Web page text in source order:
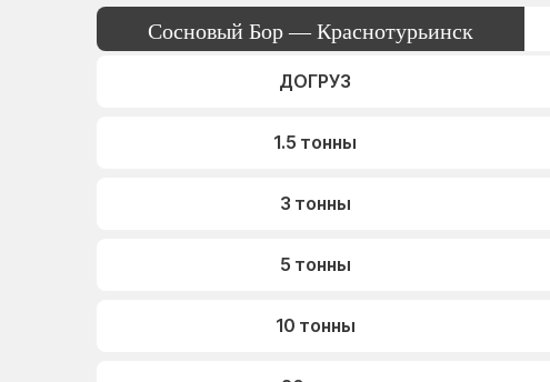
Сосновый Бор — Краснотурьинск
ДОГРУЗ
1.5 тонны
3 тонны
5 тонны
10 тонны